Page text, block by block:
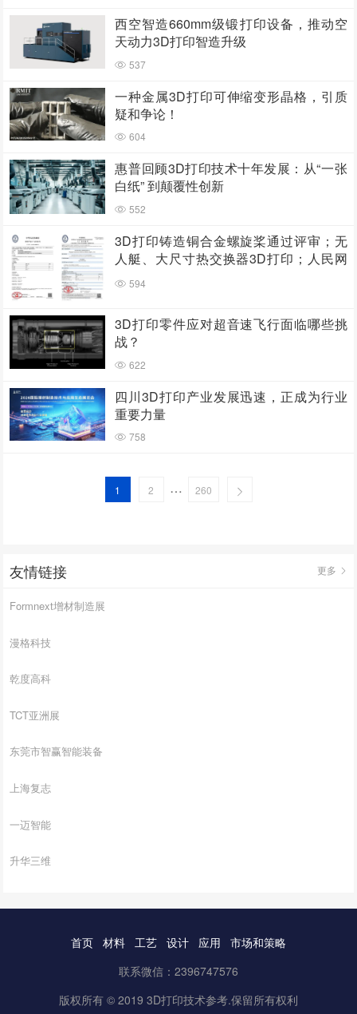
西空智造660mm级锻打印设备，推动空
天动力3D打印智造升级
537
一种金属3D打印可伸缩变形晶格，引质
疑和争论！
604
惠普回顾3D打印技术十年发展：从“一张
白纸” 到颠覆性创新
552
3D打印铸造铜合金螺旋桨通过评审；无
人艇、大尺寸热交换器3D打印；人民网
报道两家3D打印企业
594
3D打印零件应对超音速飞行面临哪些挑
战？
622
四川3D打印产业发展迅速，正成为行业
重要力量
758
1 2 … 260
友情链接 更多
Formnext增材制造展
漫格科技
乾度高科
TCT亚洲展
东莞市智赢智能装备
上海复志
一迈智能
升华三维
首页 材料 工艺 设计 应用
市场和策略
联系微信：2396747576
版权所有 © 2019 3D打印技术参考.保留所有权利